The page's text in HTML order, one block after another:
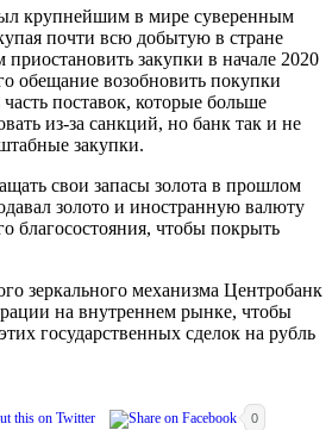
крупнейшим в мире суверенным
почти всю добытую в стране
закупки в начале 2020
обещание возобновить покупки
поставок, которые больше
из-за санкций, но банк так и не
закупки.
свои запасы золота в прошлом
золото и иностранную валюту
благосостояния, чтобы покрыть
зеркального механизма Центробанк
на внутреннем рынке, чтобы
государственных сделок на рубль
0